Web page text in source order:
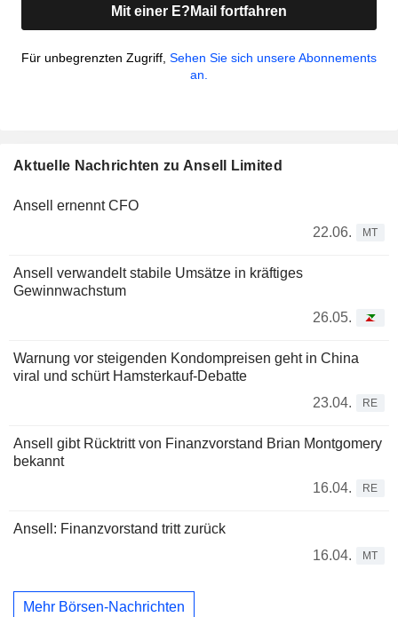
Mit einer E?Mail fortfahren
Für unbegrenzten Zugriff, Sehen Sie sich unsere Abonnements
an.
Aktuelle Nachrichten zu Ansell Limited
Ansell ernennt CFO
22.06.
MT
Ansell verwandelt stabile Umsätze in kräftiges
Gewinnwachstum
26.05.
Warnung vor steigenden Kondompreisen geht in China
viral und schürt Hamsterkauf-Debatte
23.04.
RE
Ansell gibt Rücktritt von Finanzvorstand Brian Montgomery
bekannt
16.04.
RE
Ansell: Finanzvorstand tritt zurück
16.04.
MT
Mehr Börsen-Nachrichten